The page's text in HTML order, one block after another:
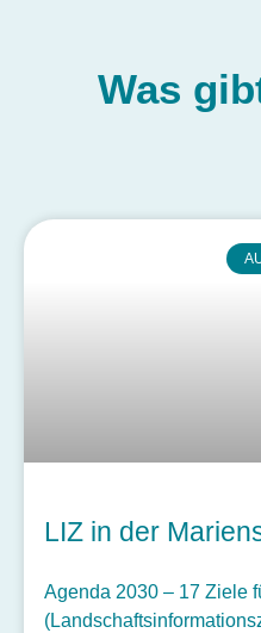
Was
LIZ in der
Agenda 2030 – 17 Ziele